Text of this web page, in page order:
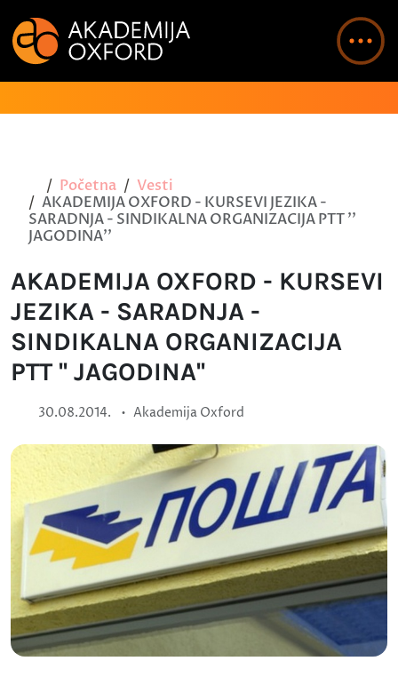
Početna
Vesti
AKADEMIJA OXFORD - KURSEVI JEZIKA -
SARADNJA - SINDIKALNA ORGANIZACIJA PTT ''
JAGODINA''
AKADEMIJA OXFORD - KURSEVI
JEZIKA - SARADNJA -
SINDIKALNA ORGANIZACIJA
PTT '' JAGODINA''
30.08.2014. • Akademija Oxford